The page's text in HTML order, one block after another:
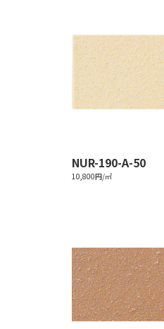
NUR-190-A-50
10,800円/㎡